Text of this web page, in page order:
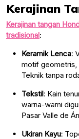
Kerajinan
Kerajinan tangan
tradisional:
Keramik Lenca:
motif geometris,
Teknik tanpa
Tekstil: Kain
warna-warni
Pasar Valle de
Ukiran Kayu: